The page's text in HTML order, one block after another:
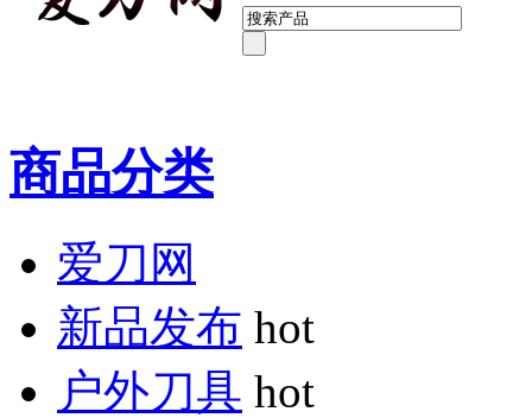
商品分类
爱刀网
新品发布 hot
户外刀具 hot